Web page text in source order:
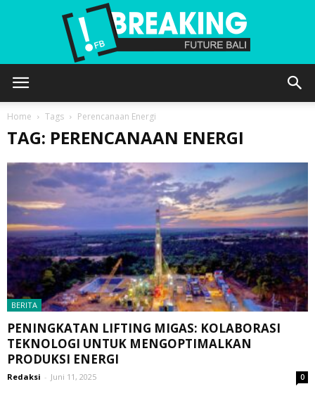
Home Tags Perencanaan Energi
TAG: PERENCANAAN ENERGI
BERITA
PENINGKATAN LIFTING MIGAS: KOLABORASI
TEKNOLOGI UNTUK MENGOPTIMALKAN
PRODUKSI ENERGI
Redaksi - Juni 11, 2025 0